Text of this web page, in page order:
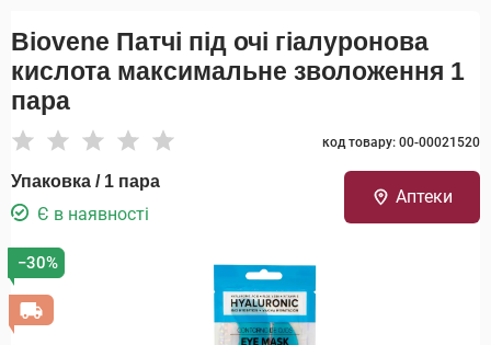
Biovene Патчі під очі гіалуронова
кислота максимальне зволоження 1
пара
код товару: 00-00021520
Упаковка / 1 пара
Є в наявності
Аптеки
−30%